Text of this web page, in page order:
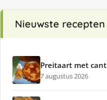
Nieuwste recepten
Preitaart met
7 augustus 2026